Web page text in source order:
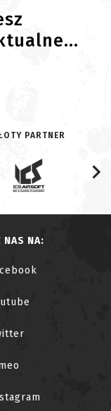
PARTNER
NAS NA: